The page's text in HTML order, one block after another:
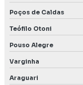
Licenciamento
Licenciamento
Licenciamento
Poços de Caldas
Teófilo Otoni
Pouso Alegre
Varginha
Araguari